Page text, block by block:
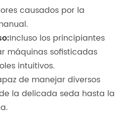
causados ​​por la
Incluso los principiantes
máquinas sofisticadas
intuitivos.
de manejar diversos
la delicada seda hasta la